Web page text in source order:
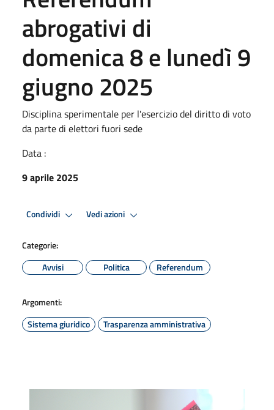
abrogativi di
domenica 8 e lunedì 9
giugno 2025
Disciplina sperimentale per l'esercizio del diritto di voto
da parte di elettori fuori sede
Data :
9 aprile 2025
Condividi Vedi azioni
Categorie:
Avvisi
Politica Referendum
Argomenti:
Sistema giuridico
Trasparenza amministrativa